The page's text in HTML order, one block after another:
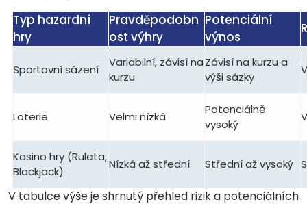
Typ hazardní
hry
Pravděpodobn
ost výhry
Potenciální
výnos
Sportovní sázení
Variabilní, závisí na
kurzu
Závisí na kurzu a
výši sázky
Loterie Velmi nízká
Potenciálně
vysoký
Kasino hry (Ruleta,
Blackjack)
Nízká až střední Střední až vysoký
V tabulce výše je shrnutý přehled rizik a potenciálních